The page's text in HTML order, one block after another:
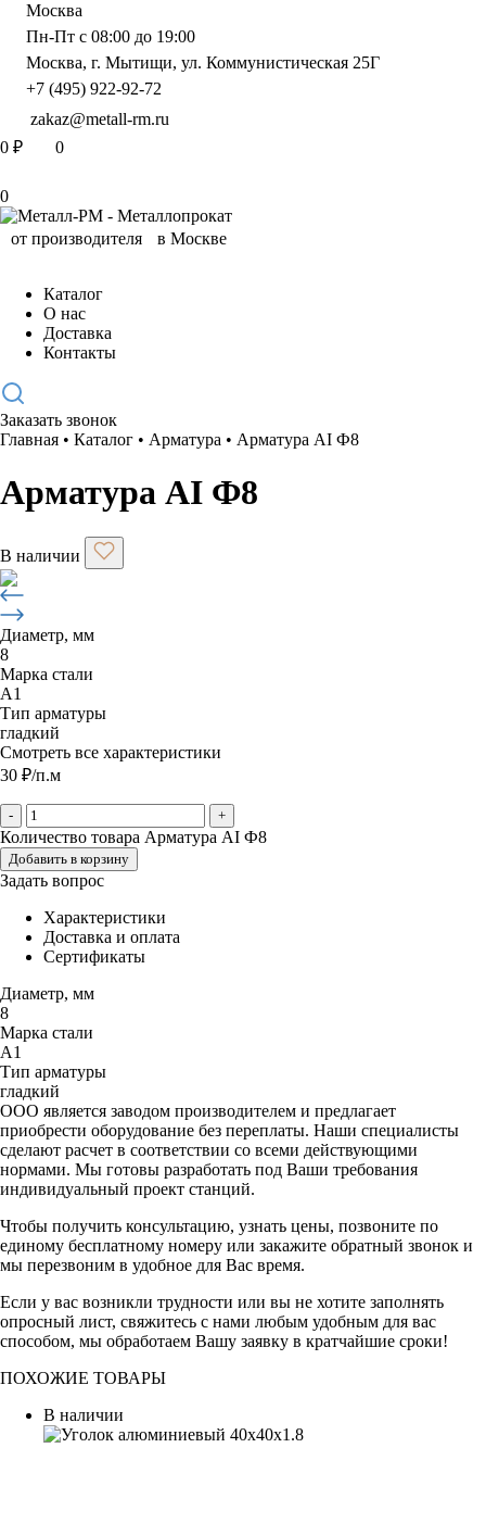
Москва
Пн-Пт с 08:00 до 19:00
Москва, г. Мытищи, ул. Коммунистическая 25Г
+7 (495) 922-92-72
zakaz@metall-rm.ru
0 ₽ 0
0
Каталог
О нас
Доставка
Контакты
Заказать звонок
Главная • Каталог • Арматура • Арматура АI Ф8
Арматура АI Ф8
В наличии
Диаметр, мм
8
Марка стали
А1
Тип арматуры
гладкий
Смотреть все характеристики
30 ₽/п.м
- +
Количество товара Арматура АI Ф8
Добавить в корзину
Задать вопрос
Характеристики
Доставка и оплата
Сертификаты
Диаметр, мм
8
Марка стали
А1
Тип арматуры
гладкий
ООО является заводом производителем и предлагает
приобрести оборудование без переплаты. Наши специалисты
сделают расчет в соответствии со всеми действующими
нормами. Мы готовы разработать под Ваши требования
индивидуальный проект станций.
Чтобы получить консультацию, узнать цены, позвоните по
единому бесплатному номеру или закажите обратный звонок и
мы перезвоним в удобное для Вас время.
Если у вас возникли трудности или вы не хотите заполнять
опросный лист, свяжитесь с нами любым удобным для вас
способом, мы обработаем Вашу заявку в кратчайшие сроки!
ПОХОЖИЕ ТОВАРЫ
В наличии